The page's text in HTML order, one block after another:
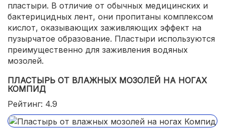
пластыри. В отличие от обычных медицинских и
бактерицидных лент, они пропитаны комплексом
кислот, оказывающих заживляющих эффект на
пузырчатое образование. Пластыри используются
преимущественно для заживления водяных
мозолей.
ПЛАСТЫРЬ ОТ ВЛАЖНЫХ МОЗОЛЕЙ НА НОГАХ
КОМПИД
Рейтинг: 4.9